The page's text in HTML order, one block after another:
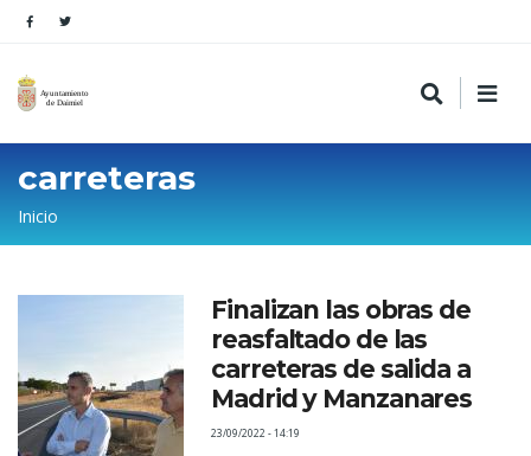
carreteras
Sobrescribir
enlaces
de
a
la
navegación
Inicio
Finalizan las obras de
reasfaltado de las
carreteras de salida a
Madrid y Manzanares
23/09/2022 - 14:19